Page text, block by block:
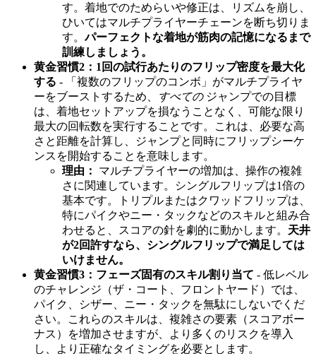
す。着地でのためらいや修正は、リズムを崩し、
ひいてはマルチプライヤーチェーンを断ち切りま
す。パーフェクトな着地が筋肉の記憶になるまで
訓練しましょう。
黄金習慣2：1回の試行あたりのフリップ密度を最大化
する - 「複数のフリップのコンボ」がマルチプライヤ
ーをブーストするため、
すべてのジャンプでの目標
は、着地セットアップを損なうことなく、可能な限り
最大の回転数を実行することです。これは、必要な高
さと距離を計算し、ジャンプと同時にフリップシーケ
ンスを開始することを意味します。
理由：
マルチプライヤーの増加は、操作の複雑
さに関連しています。シングルフリップは1倍の
基本です。トリプルまたはクワッドフリップは、
特にパイクやニー・タックなどのスキルと組み合
わせると、スコアの針を劇的に動かします。 天井
が2回許すなら、シングルフリップで満足しては
いけません。
黄金習慣3：フェーズ固有のスキル割り当て - 低レベル
のチャレンジ（ザ・コート、フロントヤード）では、
パイク、シザー、ニー・タックを無駄にしないでくだ
さい。これらのスキルは、複雑さの要素（スコアボー
ナス）を増加させますが、より多くのリスクを導入
し、より正確なタイミングを必要とします。